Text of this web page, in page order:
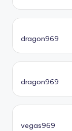
dragon969
dragon969
vegas969